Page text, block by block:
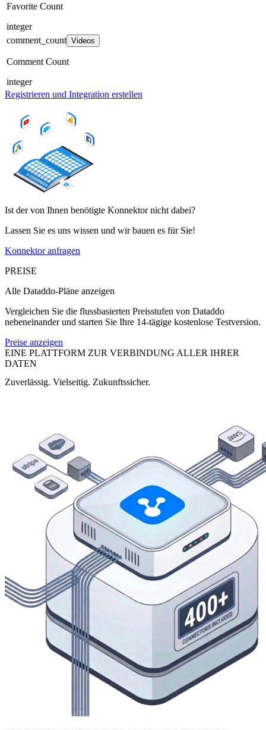
Favorite Count
integer
comment_count Videos
Comment Count
integer
Registrieren und Integration erstellen
Ist der von Ihnen benötigte Konnektor nicht dabei?
Lassen Sie es uns wissen und wir bauen es für Sie!
Konnektor anfragen
PREISE
Alle Dataddo-Pläne anzeigen
Vergleichen Sie die flussbasierten Preisstufen von Dataddo
nebeneinander und starten Sie Ihre 14-tägige kostenlose Testversion.
Preise anzeigen
EINE PLATTFORM ZUR VERBINDUNG ALLER IHRER
DATEN
Zuverlässig. Vielseitig. Zukunftssicher.